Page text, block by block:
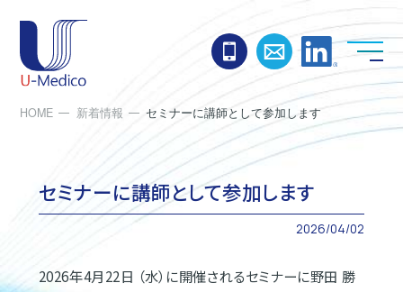
お電話でのお問い合わ
お問い合わせ
LinkedIn
HOME 新着情報 セミナーに講師として参加します
セミナーに講師として参加します
2026/04/02
2026年4月22日 （水）に開催されるセミナーに野田 勝